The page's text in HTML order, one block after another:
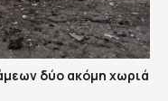
δύο ακόμη χωριά